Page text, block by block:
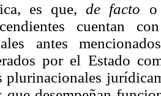
es que,de facto
cuentan
antes
por el Estado
plurinacionales